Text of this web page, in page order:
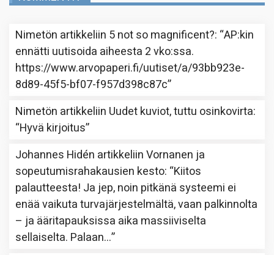
Nimetön artikkeliin 5 not so magnificent?: “AP:kin
ennätti uutisoida aiheesta 2 vko:ssa.
https://www.arvopaperi.fi/uutiset/a/93bb923e-
8d89-45f5-bf07-f957d398c87c”
Nimetön artikkeliin Uudet kuviot, tuttu osinkovirta:
“Hyvä kirjoitus”
Johannes Hidén artikkeliinVornanen ja
sopeutumisrahakausien kesto: “Kiitos
palautteesta! Ja jep, noin pitkänä systeemi ei
enää vaikuta turvajärjestelmältä, vaan palkinnolta
– ja ääritapauksissa aika massiiviselta
sellaiselta. Palaan…”